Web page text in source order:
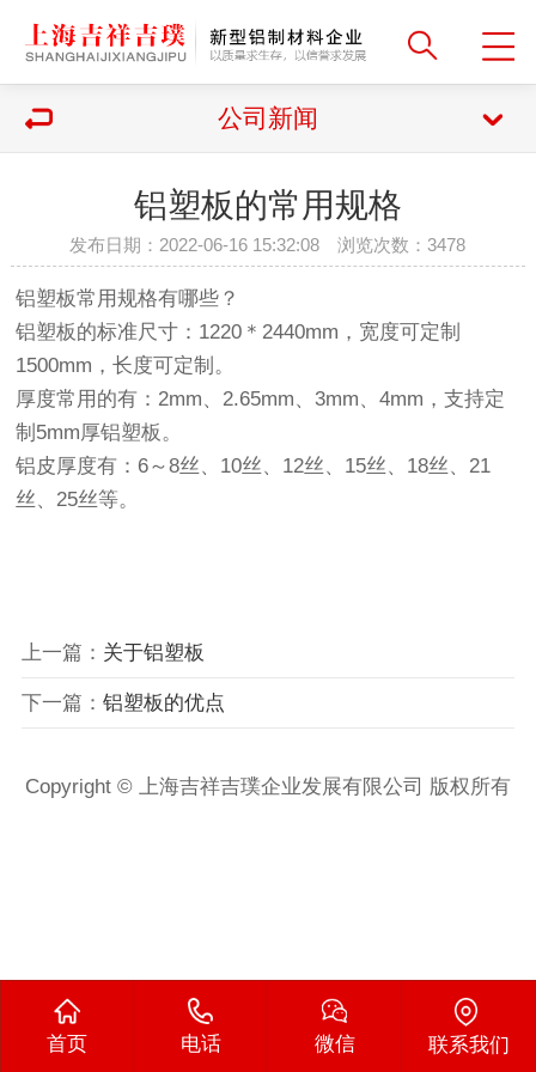
公司新闻
铝塑板的常用规格
发布日期：2022-06-16 15:32:08 浏览次数：3478
铝塑板常用规格有哪些？
铝塑板的标准尺寸：1220＊2440mm，宽度可定制
1500mm，长度可定制。
厚度常用的有：2mm、2.65mm、3mm、4mm，支持定
制5mm厚铝塑板。
铝皮厚度有：6～8丝、10丝、12丝、15丝、18丝、21
丝、25丝等。
上一篇： 关于铝塑板
下一篇： 铝塑板的优点
Copyright © 上海吉祥吉璞企业发展有限公司 版权所有
首页 电话 微信 联系我们